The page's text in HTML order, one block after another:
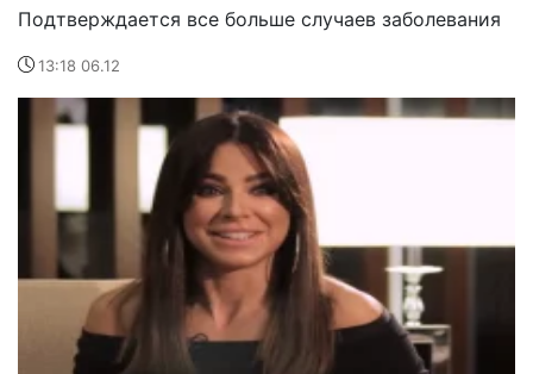
Подтверждается все больше случаев заболевания
13:18 06.12